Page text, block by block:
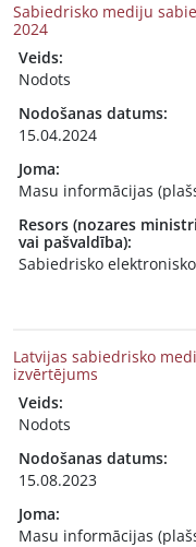
Sabiedrisko mediju
2024
Veids:
Nodots
Nodošanas datums:
15.04.2024
Joma:
Masu informācijas
Resors (nozares
vai pašvaldība):
Sabiedrisko
Latvijas sabiedrisko
izvērtējums
Veids:
Nodots
Nodošanas datums:
15.08.2023
Joma:
Masu informācijas